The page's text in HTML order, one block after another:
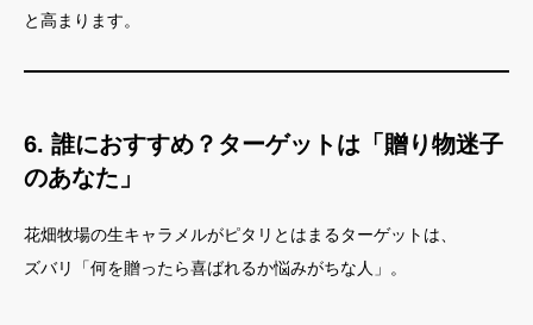
と高まります。
6. 誰におすすめ？ターゲットは「贈り物迷子
のあなた」
花畑牧場の生キャラメルがピタリとはまるターゲットは、
ズバリ「何を贈ったら喜ばれるか悩みがちな人」。